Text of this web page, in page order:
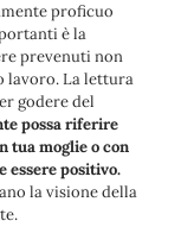
proficuo
è la
prevenuti non
lavoro. La lettura
godere del
possa riferire
tua moglie o con
essere positivo.
la visione della